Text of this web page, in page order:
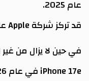
عام 2025.
قد تركز شركة Apple على iPhone Fold أكثر من iPhone 17e
في حين لا يزال من